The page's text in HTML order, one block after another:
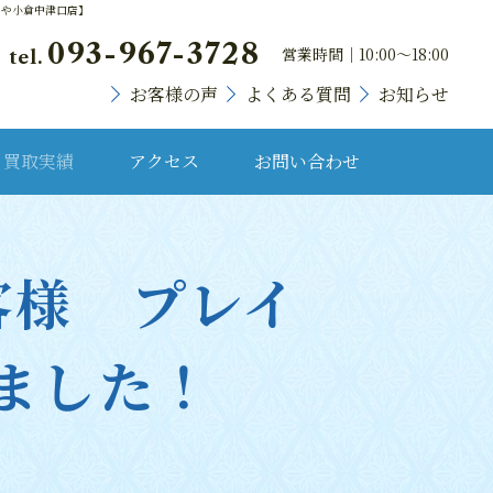
小倉中津口店】
tel. 093-967-3728 営業時間｜10:00～18:00
お客様の声 よくある質問 お知らせ
買取実績
ンドバッグ
ランド時計
石・宝飾品
アクセス お問い合わせ
様 プレイ
した！